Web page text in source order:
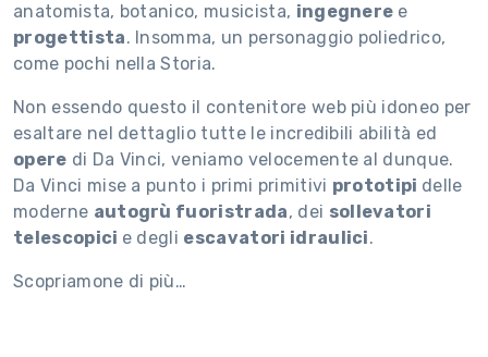
anatomista, botanico, musicista, ingegnere e
progettista. Insomma, un personaggio poliedrico,
come pochi nella Storia.
Non essendo questo il contenitore web più idoneo per
esaltare nel dettaglio tutte le incredibili abilità ed
opere di Da Vinci, veniamo velocemente al dunque.
Da Vinci mise a punto i primi primitivi prototipi delle
moderne autogrù fuoristrada, dei sollevatori
telescopici e degli escavatori idraulici.
Scopriamone di più…